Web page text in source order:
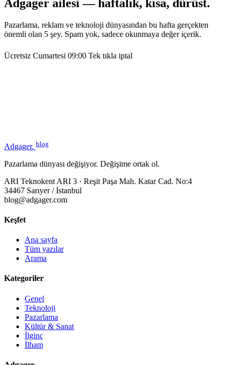
Adgager ailesi — haftalık, kısa, dürüst.
Pazarlama, reklam ve teknoloji dünyasından bu hafta gerçekten
önemli olan 5 şey. Spam yok, sadece okunmaya değer içerik.
Ücretsiz Cumartesi 09:00 Tek tıkla iptal
Adgager. blog
Pazarlama dünyası değişiyor. Değişime ortak ol.
ARI Teknokent ARI 3 · Reşit Paşa Mah. Katar Cad. No:4
34467 Sarıyer / İstanbul
blog@adgager.com
Keşfet
Ana sayfa
Tüm yazılar
Arama
Kategoriler
Genel
Teknoloji
Pazarlama
Kültür & Sanat
İlginç
İlham